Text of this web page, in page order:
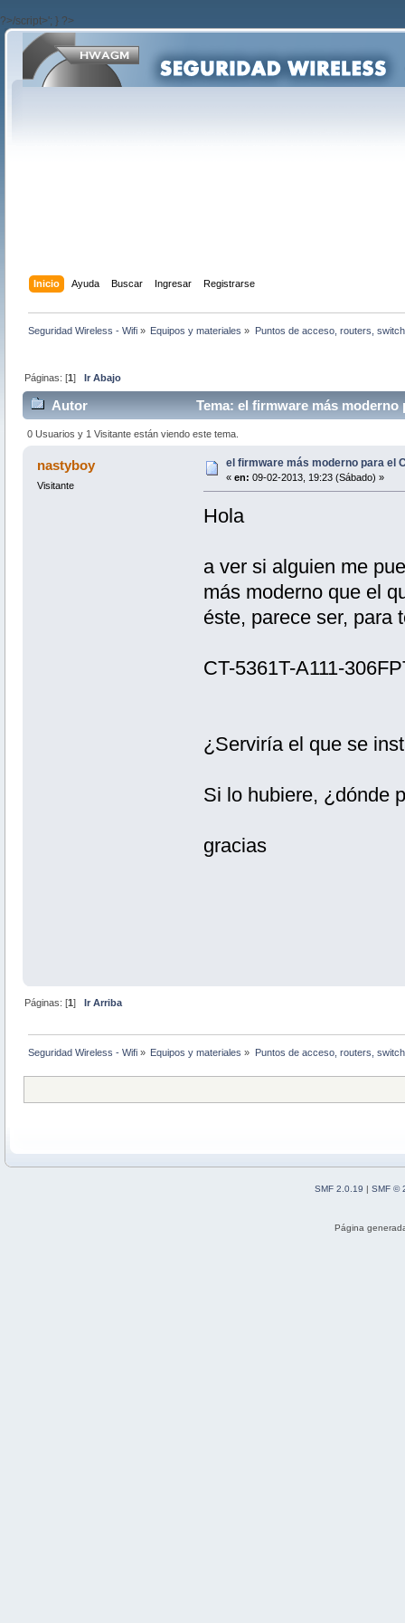
?>/script>'; } ?>
Inicio Ayuda Buscar Ingresar Registrarse
Seguridad Wireless - Wifi » Equipos y materiales » Puntos de acceso, routers,
Páginas: [1]Ir Abajo
Autor Tema: el firmware más moderno
0 Usuarios y 1 Visitante están viendo este tema.
nastyboy
Visitante
el firmware más moderno para el
« en: 09-02-2013, 19:23 (Sábado) »
Hola
a ver si alguien me
más moderno que el
éste, parece ser, para
CT-5361T-A111-
¿Serviría el que se
Si lo hubiere, ¿dónde
gracias
Páginas: [1]Ir Arriba
Seguridad Wireless - Wifi » Equipos y materiales » Puntos de acceso, routers,
SMF 2.0.19 | SMF ©
Página